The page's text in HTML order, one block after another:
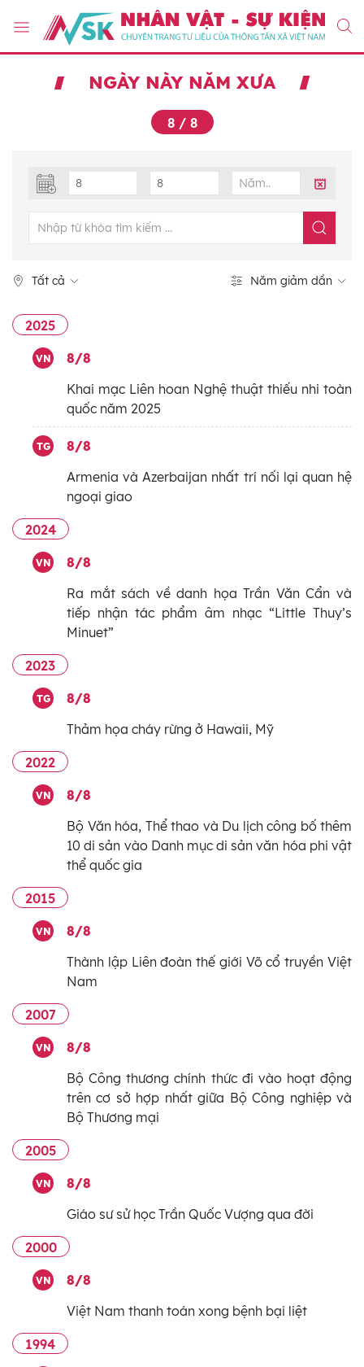
NGÀY NÀY NĂM XƯA
8 / 8
Tất cả Năm giảm dần
2025
VN
8/8
Khai mạc Liên hoan Nghệ thuật thiếu nhi toàn
quốc năm 2025
TG
8/8
Armenia và Azerbaijan nhất trí nối lại quan hệ
ngoại giao
2024
VN
8/8
Ra mắt sách về danh họa Trần Văn Cẩn và
tiếp nhận tác phẩm âm nhạc “Little Thuy’s
Minuet”
2023
TG
8/8
Thảm họa cháy rừng ở Hawaii, Mỹ
2022
VN
8/8
Bộ Văn hóa, Thể thao và Du lịch công bố thêm
10 di sản vào Danh mục di sản văn hóa phi vật
thể quốc gia
2015
VN
8/8
Thành lập Liên đoàn thế giới Võ cổ truyền Việt
Nam
2007
VN
8/8
Bộ Công thương chính thức đi vào hoạt động
trên cơ sở hợp nhất giữa Bộ Công nghiệp và
Bộ Thương mại
2005
VN
8/8
Giáo sư sử học Trần Quốc Vượng qua đời
2000
VN
8/8
Việt Nam thanh toán xong bệnh bại liệt
1994